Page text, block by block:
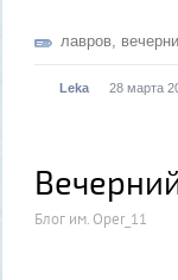
лавров
Leka 28 марта
Блог им. Oper_11